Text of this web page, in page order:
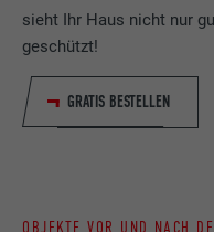
sieht Ihr Haus nicht nur
geschützt!
GRATIS BESTELLEN
OBJEKTE VOR UND NACH
Wird
erlaubt.
Anbieter
Laufzeit Sitzung